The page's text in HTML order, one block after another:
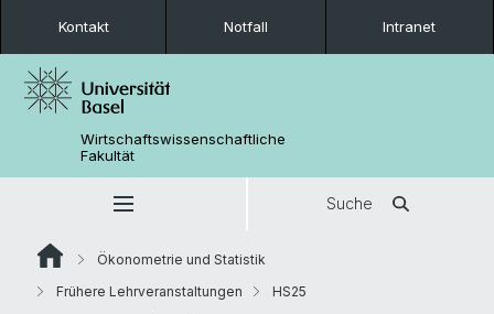
Kontakt Notfall Intranet
Wirtschaftswissenschaftliche
Fakultät
Suche
Ökonometrie und Statistik
Frühere Lehrveranstaltungen
HS25